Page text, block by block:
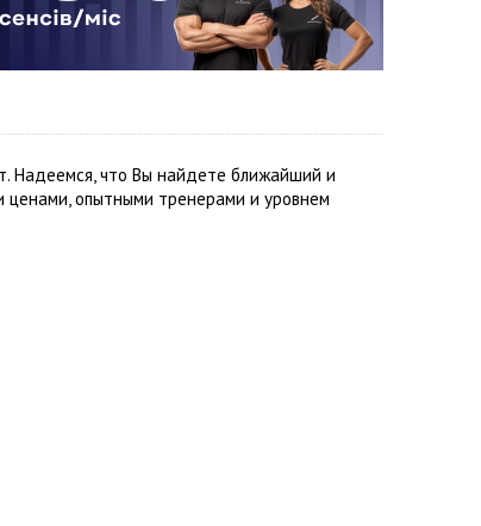
Надеемся, что Вы найдете ближайший и
ценами, опытными тренерами и уровнем